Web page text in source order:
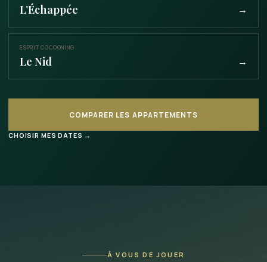
L’Échappée →
ESPRIT COCOONING
Le Nid →
COMPARER LES APPARTEMENTS
CHOISIR MES DATES →
À VOUS DE JOUER